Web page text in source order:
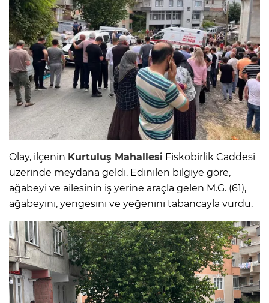
Olay, ilçenin Kurtuluş Mahallesi Fiskobirlik Caddesi
üzerinde meydana geldi. Edinilen bilgiye göre,
ağabeyi ve ailesinin iş yerine araçla gelen M.G. (61),
ağabeyini, yengesini ve yeğenini tabancayla vurdu.